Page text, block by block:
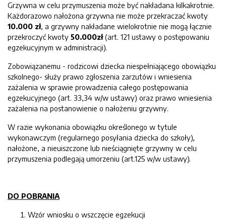
Grzywna w celu przymuszenia może być nakładana kilkakrotnie.
Każdorazowo nałożona grzywna nie może przekraczać kwoty
10.000 zł, a grzywny nakładane wielokrotnie nie mogą łącznie
przekroczyć kwoty 50.000zł(art. 121 ustawy o postępowaniu
egzekucyjnym w administracji).
Zobowiązanemu - rodzicowi dziecka niespełniającego obowiązku
szkolnego- służy prawo zgłoszenia zarzutów i wniesienia
zażalenia w sprawie prowadzenia całego postępowania
egzekucyjnego (art. 33,34 w/w ustawy) oraz prawo wniesienia
zażalenia na postanowienie o nałożeniu grzywny.
W razie wykonania obowiązku określonego w tytule
wykonawczym (regularnego posyłania dziecka do szkoły),
nałożone, a nieuiszczone lub nieściągnięte grzywny w celu
przymuszenia podlegają umorzeniu (art.125 w/w ustawy).
DO POBRANIA
Wzór wniosku o wszczęcie egzekucji